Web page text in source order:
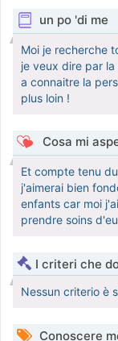
un po 'di me
Moi je recherche
je veux dire par
a connaitre la
plus loin !
Cosa mi
Et compte tenu
j'aimerai bien
enfants car moi
prendre soins
I criteri che
Nessun criterio è
Conoscere